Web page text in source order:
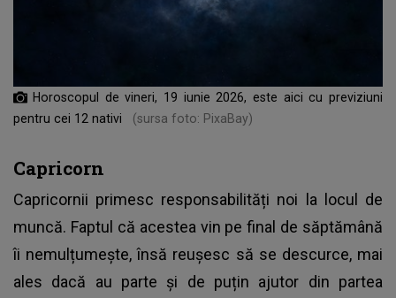
Horoscopul de vineri, 19 iunie 2026, este aici cu previziuni
pentru cei 12 nativi
(sursa foto: PixaBay)
Capricorn
Capricornii primesc responsabilități noi la locul de
muncă. Faptul că acestea vin pe final de săptămână
îi nemulțumește, însă reușesc să se descurce, mai
ales dacă au parte și de puțin ajutor din partea